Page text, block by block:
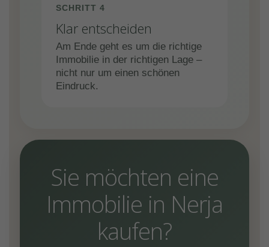
SCHRITT 4
Klar entscheiden
Am Ende geht es um die richtige
Immobilie in der richtigen Lage –
nicht nur um einen schönen
Eindruck.
Sie möchten eine
Immobilie in Nerja
kaufen?